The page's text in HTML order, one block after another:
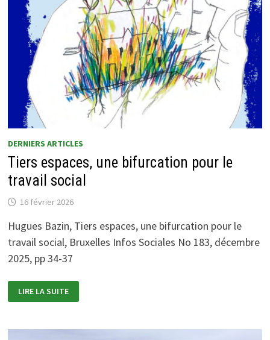
DERNIERS ARTICLES
Tiers espaces, une bifurcation pour le
travail social
16 février 2026
Hugues Bazin, Tiers espaces, une bifurcation pour le
travail social, Bruxelles Infos Sociales No 183, décembre
2025, pp 34-37
TIERS
ESPACES,
UNE
LE
LIRE LA SUITE